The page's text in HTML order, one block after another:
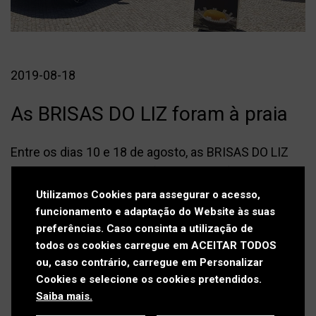
Press kit
Contactos
Livro de Reclamações
2019-08-18
As BRISAS DO LIZ foram à praia
Entre os dias 10 e 18 de agosto, as BRISAS DO LIZ
algumas praias do distrito de Leiria, nomeadamente
São Martinho do Porto, Nazaré, Paredes da Vitória,
São Pedro de Moel, Vieira e Pedrógão.
Os veraneantes puderam jogar na roda da sorte,
ganhar prémios e, claro, apoiar o segredo mais doce
de Leiria, com o propósito de alcançar um lugar na
Utilizamos Cookies para assegurar o acesso,
funcionamento e adaptação do Website às suas
preferências. Caso consinta a utilização de
todos os cookies carregue em ACEITAR TODOS
ou, caso contrário, carregue em Personalizar
Cookies e selecione os cookies pretendidos.
Saiba mais.